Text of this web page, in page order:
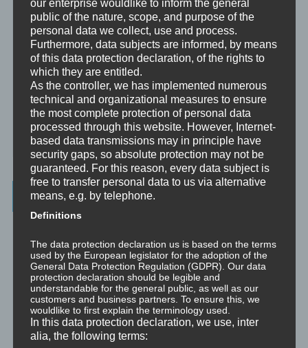
Unbewusst und Bewusst
Verhaltenspsychologie
Analytische Psychologie
Bewusstheit
Mini-Meditationen
Minivideo
Latest Posts
Wahrnehmung ist Projektion
Der Schatten
Trauma versus Signifikantes Emotionales Ereignis S.E.E.
our enterprise wouldlike to inform the general
public of the nature, scope, and purpose of the
personal data we collect, use and process.
Furthermore, data subjects are informed, by means
of this data protection declaration, of the rights to
which they are entitled.
As the controller, we has implemented numerous
technical and organizational measures to ensure
the most complete protection of personal data
processed through this website. However, Internet-
based data transmissions may in principle have
security gaps, so absolute protection may not be
guaranteed. For this reason, every data subject is
free to transfer personal data to us via alternative
means, e.g. by telephone.
Definitions
The data protection declaration us is based on the terms
used by the European legislator for the adoption of the
General Data Protection Regulation (GDPR). Our data
protection declaration should be legible and
understandable for the general public, as well as our
customers and business partners. To ensure this, we
wouldlike to first explain the terminology used.
In this data protection declaration, we use, inter
alia, the following terms: